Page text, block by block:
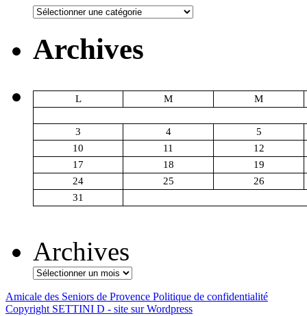
Catégories
Archives
L M M
3 4
5
10
11
12
17
18
19
24
25
26
31
Archives
Amicale des Seniors de Provence Politique de confidentialité
Copyright SETTINI D - site sur Wordpress